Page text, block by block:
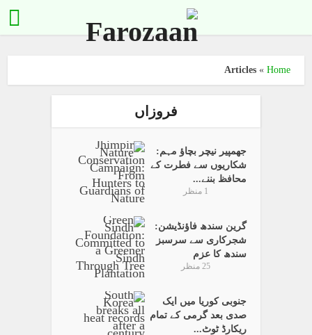
Home
»
Articles
فروزاں
جھمپیر نیچر بچاؤ مہم:
شکاریوں سے فطرت کے
محافظ بننے...
1 منظر
گرین سندھ فاؤنڈیشن:
شجرکاری سے سرسبز
سندھ کا عزم
25 منظر
جنوبی کوریا میں ایک
صدی بعد گرمی کے تمام
ریکارڈ ٹوٹ...